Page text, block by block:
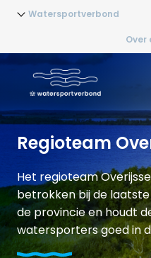
Watersportverbond
Over
Regioteam
Het regioteam
betrokken bij de
de provincie en houdt
watersporters goed in